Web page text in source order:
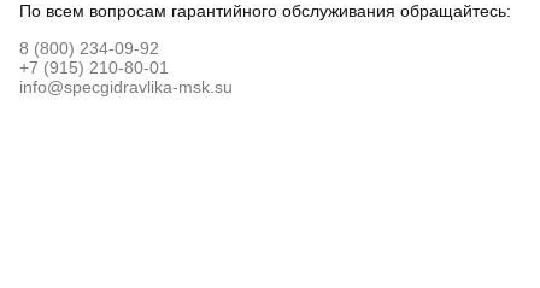
По всем вопросам гарантийного обслуживания обращайтесь:
8 (800) 234-09-92
+7 (915) 210-80-01
info@specgidravlika-msk.su